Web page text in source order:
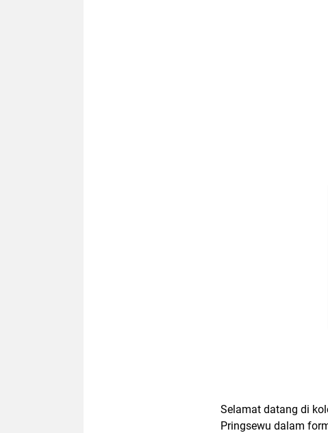
Selamat datang di
Pringsewu dalam